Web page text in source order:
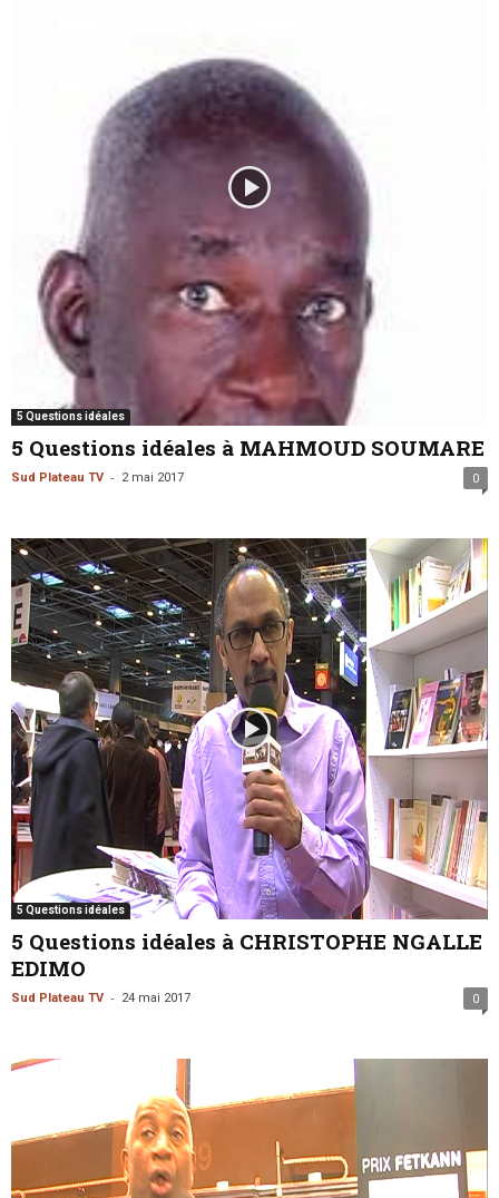
5 Questions idéales
5 Questions idéales à MAHMOUD SOUMARE
Sud Plateau TV - 2 mai 2017 0
5 Questions idéales
5 Questions idéales à CHRISTOPHE NGALLE
EDIMO
Sud Plateau TV - 24 mai 2017 0